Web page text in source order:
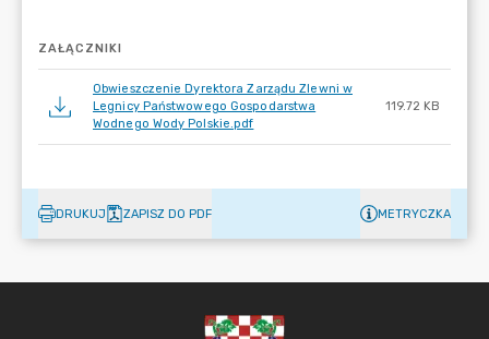
ZAŁĄCZNIKI
Obwieszczenie Dyrektora Zarządu Zlewni w
Legnicy Państwowego Gospodarstwa
Wodnego Wody Polskie.pdf
119.72 KB
DRUKUJ ZAPISZ DO PDF METRYCZKA